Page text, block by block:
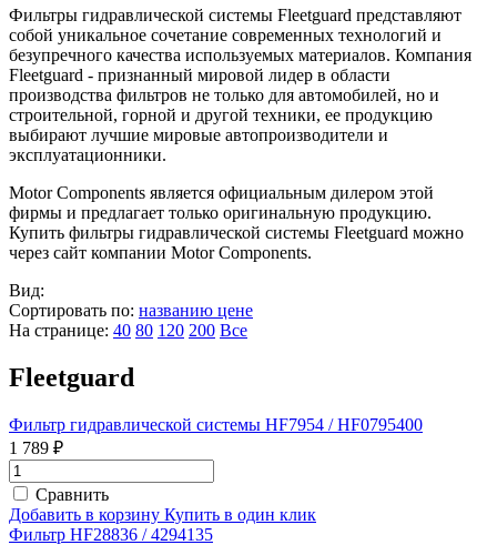
Фильтры гидравлической системы Fleetguard представляют
собой уникальное сочетание современных технологий и
безупречного качества используемых материалов. Компания
Fleetguard - признанный мировой лидер в области
производства фильтров не только для автомобилей, но и
строительной, горной и другой техники, ее продукцию
выбирают лучшие мировые автопроизводители и
эксплуатационники.
Motor Components является официальным дилером этой
фирмы и предлагает только оригинальную продукцию.
Купить фильтры гидравлической системы Fleetguard можно
через сайт компании Motor Components.
Вид:
Сортировать по: названию цене
На странице: 40 80 120 200 Все
Fleetguard
Фильтр гидравлической системы HF7954 / HF0795400
1 789 ₽
Сравнить
Добавить в корзину Купить в один клик
Фильтр HF28836 / 4294135